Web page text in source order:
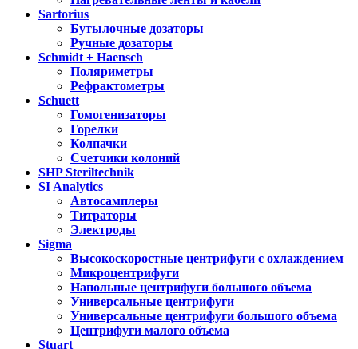
Sartorius
Бутылочные дозаторы
Ручные дозаторы
Schmidt + Haensch
Поляриметры
Рефрактометры
Schuett
Гомогенизаторы
Горелки
Колпачки
Счетчики колоний
SHP Steriltechnik
SI Analytics
Автосамплеры
Титраторы
Электроды
Sigma
Высокоскоростные центрифуги с охлаждением
Микроцентрифуги
Напольные центрифуги большого объема
Универсальные центрифуги
Универсальные центрифуги большого объема
Центрифуги малого объема
Stuart